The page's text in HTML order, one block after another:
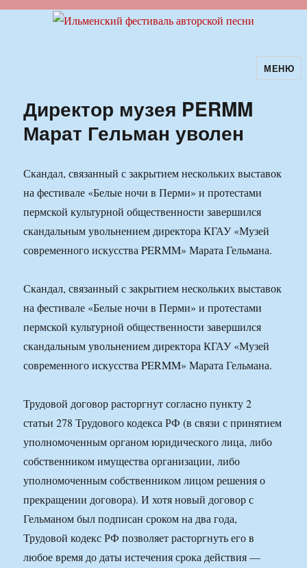
Ильменский фестиваль авторскойМЕНЮ
Директор музея PERMM
Марат Гельман уволен
Скандал, связанный с закрытием нескольких выставок
на фестивале «Белые ночи в Перми» и протестами
пермской культурной общественности завершился
скандальным увольнением директора КГАУ «Музей
современного искусства PERMM» Марата Гельмана.
Скандал, связанный с закрытием нескольких выставок
на фестивале «Белые ночи в Перми» и протестами
пермской культурной общественности завершился
скандальным увольнением директора КГАУ «Музей
современного искусства PERMM» Марата Гельмана.
Трудовой договор расторгнут согласно пункту 2
статьи 278 Трудового кодекса РФ (в связи с принятием
уполномоченным органом юридического лица, либо
собственником имущества организации, либо
уполномоченным собственником лицом решения о
прекращении договора). И хотя новый договор с
Гельманом был подписан сроком на два года,
Трудовой кодекс РФ позволяет расторгнуть его в
любое время до даты истечения срока действия —